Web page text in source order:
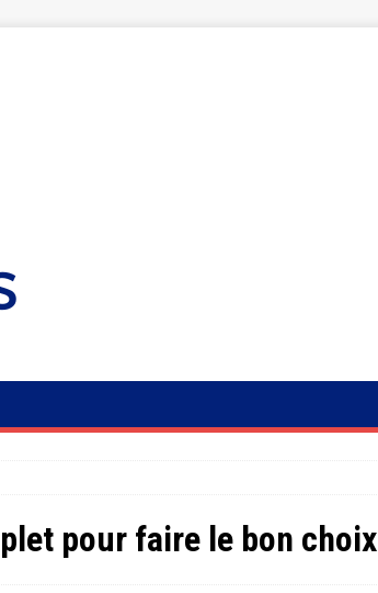
pour faire le bon choix